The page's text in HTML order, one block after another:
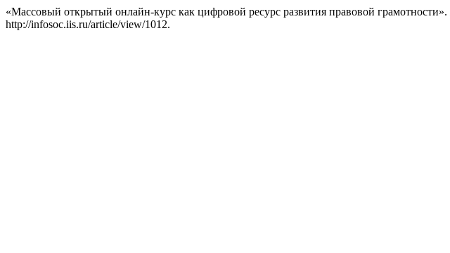
«Массовый открытый онлайн-курс как цифровой ресурс развития правовой грамотности».
http://infosoc.iis.ru/article/view/1012.